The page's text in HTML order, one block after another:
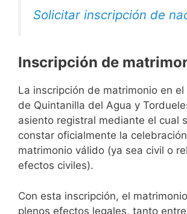
Solicitar inscripción de
Inscripción de
La inscripción de matrimonio en el
de Quintanilla del Agua y
asiento registral mediante el cual
constar oficialmente la
matrimonio válido (ya sea civil o
efectos civiles).
Con esta inscripción, el
plenos efectos legales, tanto